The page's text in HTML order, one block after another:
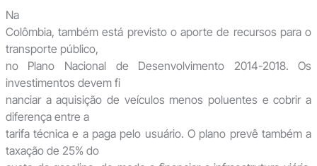
Na
Colômbia, também está previsto o aporte de recursos para o
transporte público,
no Plano Nacional de Desenvolvimento 2014-2018. Os
investimentos devem fi
nanciar a aquisição de veículos menos poluentes e cobrir a
diferença entre a
tarifa técnica e a paga pelo usuário. O plano prevê também a
taxação de 25% do